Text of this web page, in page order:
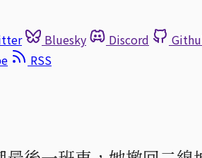
Bluesky Discord
RSS